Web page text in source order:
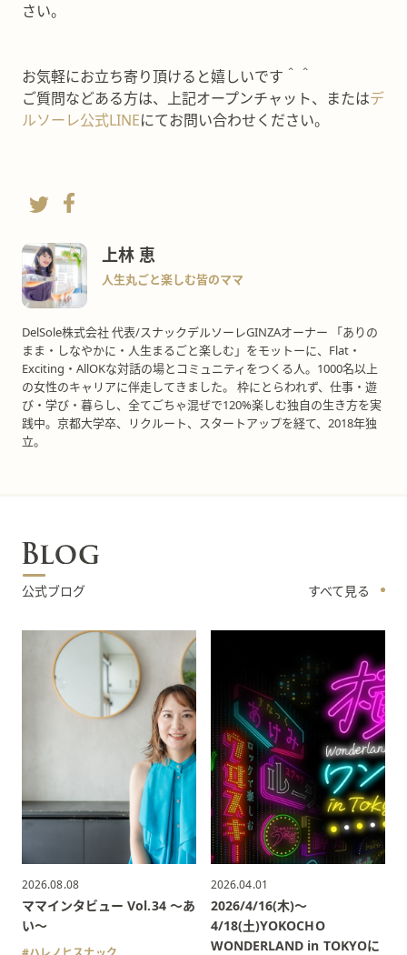
さい。
お気軽にお立ち寄り頂けると嬉しいです＾＾
ご質問などある方は、上記オープンチャット、またはデ
ルソーレ公式LINEにてお問い合わせください。
上林 恵
人生丸ごと楽しむ皆のママ
DelSole株式会社 代表/スナックデルソーレGINZAオーナー 「ありの
まま・しなやかに・人生まるごと楽しむ」をモットーに、Flat・
Exciting・AllOKな対話の場とコミュニティをつくる人。1000名以上
の女性のキャリアに伴走してきました。 枠にとらわれず、仕事・遊
び・学び・暮らし、全てごちゃ混ぜで120%楽しむ独自の生き方を実
践中。京都大学卒、リクルート、スタートアップを経て、2018年独
立。
公式ブログ すべて見る
2026.08.08
ママインタビュー Vol.34 〜あ
い〜
2026.04.01
2026/4/16(木)〜
4/18(土)YOKOCHO
WONDERLAND in TOKYOに